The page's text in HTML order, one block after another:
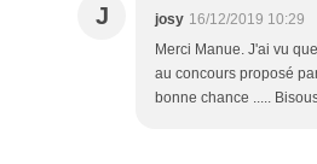
J josy 16/12/2019 10:29
Merci Manue. J'ai vu
au concours proposé
bonne chance .....